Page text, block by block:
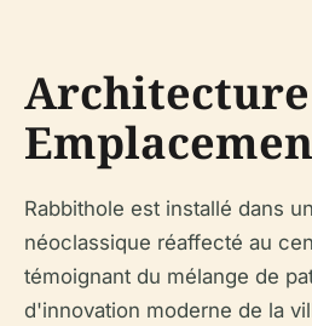
Rabbithole est installé dans
néoclassique réaffecté au
témoignant du mélange de
d'innovation moderne de la